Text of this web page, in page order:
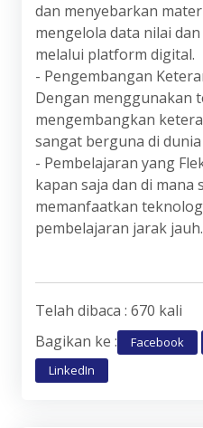
dan menyebarkan
mengelola data nilai
melalui platform digital.
- Pengembangan
Dengan menggunakan
mengembangkan
sangat berguna di
- Pembelajaran yang
kapan saja dan di mana
memanfaatkan
pembelajaran jarak jauh.
Telah dibaca : 670 kali
Bagikan ke :
Facebook
LinkedIn